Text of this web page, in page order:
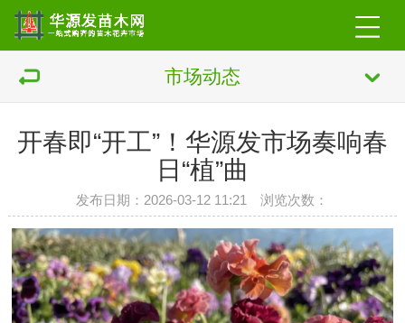
市场动态
开春即“开工”！华源发市场奏响春
日“植”曲
发布日期：2026-03-12 11:21 浏览次数：